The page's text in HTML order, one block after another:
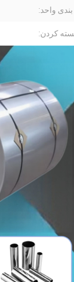
بندی واحد:
کردن: